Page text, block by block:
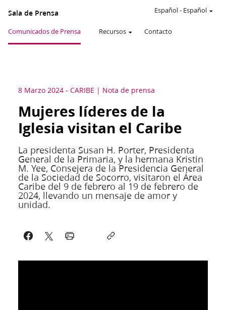
Sala de Prensa
Comunicados de Prensa Recursos Contacto
Español- Español
8 Marzo 2024 - CARIBE Nota de prensa
Mujeres líderes de la
Iglesia visitan el Caribe
La presidenta Susan H. Porter, Presidenta
General de la Primaria, y la hermana Kristin
M. Yee, Consejera de la Presidencia General
de la Sociedad de Socorro, visitaron el Área
Caribe del 9 de febrero al 19 de febrero de
2024, llevando un mensaje de amor y
unidad.